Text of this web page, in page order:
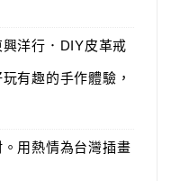
洋行．DIY皮革戒
有趣的手作體驗，
用熱情為台灣插畫